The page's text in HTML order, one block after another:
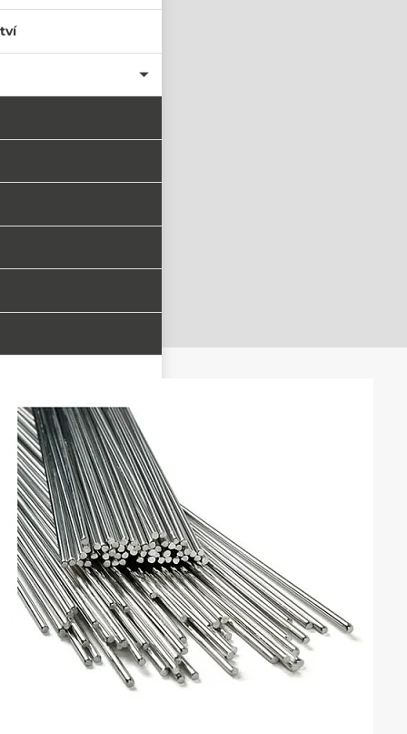
PŘIHLÁSIT SE
nastavit nové heslo